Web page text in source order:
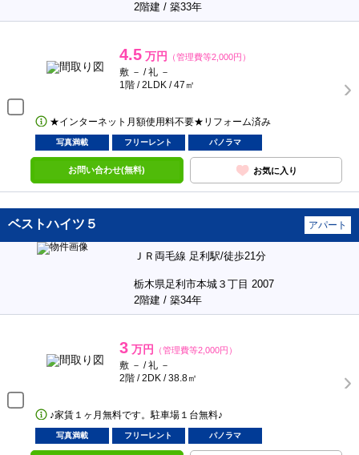
2階建 / 築33年
4.5 万円 （管理費等2,000円）
敷 － / 礼 －
1階 / 2LDK / 47㎡
★インターネット月額使用料不要★リフォーム済み
写真満載 フリーレント パノラマ
お問い合わせ(無料) お気に入り
ベストハイツ５ アパート
ＪＲ両毛線 足利駅/徒歩21分
栃木県足利市本城３丁目 2007
2階建 / 築34年
3 万円 （管理費等2,000円）
敷 － / 礼 －
2階 / 2DK / 38.8㎡
♪家賃１ヶ月無料です。駐車場１台無料♪
写真満載 フリーレント パノラマ